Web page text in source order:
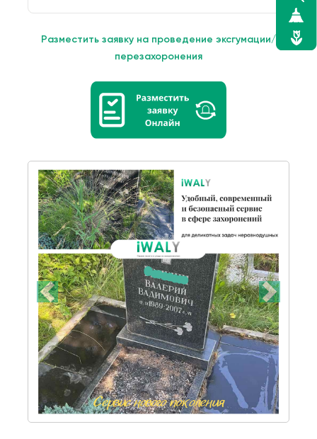
Разместить заявку на проведение эксгумации/
перезахоронения